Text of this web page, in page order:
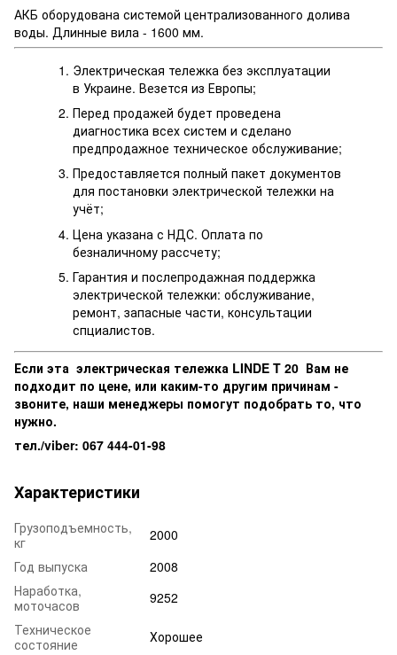
АКБ оборудована системой централизованного долива
воды. Длинные вила - 1600 мм.
Электрическая тележка без эксплуатации
в Украине. Везется из Европы;
Перед продажей будет проведена
диагностика всех систем и сделано
предпродажное техническое обслуживание;
Предоставляется полный пакет документов
для постановки электрической тележки на
учёт;
Цена указана с НДС. Оплата по
безналичному рассчету;
Гарантия и послепродажная поддержка
электрической тележки: обслуживание,
ремонт, запасные части, консультации
спциалистов.
Если эта электрическая тележка LINDE T 20 Вам не
подходит по цене, или каким-то другим причинам -
звоните, наши менеджеры помогут подобрать то, что
нужно.
тел./viber: 067 444-01-98
Характеристики
Грузоподъемность,
кг
2000
Год выпуска
2008
Наработка,
моточасов
9252
Техническое
состояние
Хорошее